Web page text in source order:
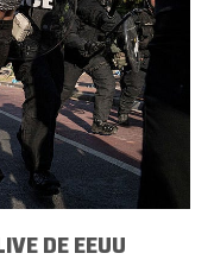
DE EEUU